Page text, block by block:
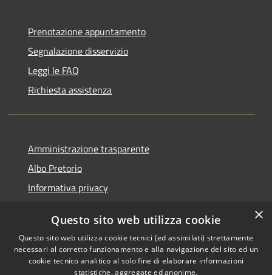
Prenotazione appuntamento
Segnalazione disservizio
Leggi le FAQ
Richiesta assistenza
Amministrazione trasparente
Albo Pretorio
Informativa privacy
Dichiarazione di accessibilità
×
Questo sito web utilizza cookie
Questo sito web utilizza cookie tecnici (ed assimilati) strettamente
necessari al corretto funzionamento e alla navigazione del sito ed un
cookie tecnico analitico al solo fine di elaborare informazioni
statistiche, aggregate ed anonime.